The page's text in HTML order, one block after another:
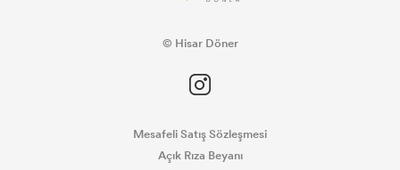
© Hisar Döner
Mesafeli Satış Sözleşmesi
Açık Rıza Beyanı